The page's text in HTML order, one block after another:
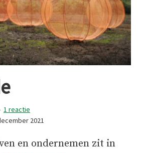
1 reactie
2021
en ondernemen zit in